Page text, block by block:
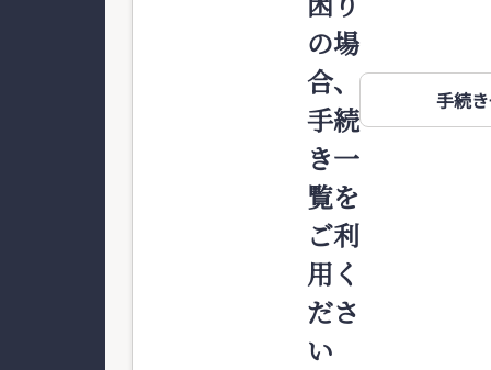
の場
合、
手続
き一
覧を
ご利
用く
ださ
い
手続